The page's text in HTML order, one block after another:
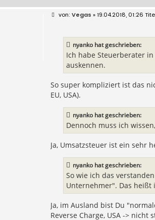
B
Vegas » 19.04.2018, 01:26
nyanko hat geschrieben:
Ich habe Steuerberater
auskennen.
So super kompliziert ist das
EU, USA).
nyanko hat geschrieben:
Dennoch muss ich
Ja, Umsatzsteuer ist ein sehr
nyanko hat geschrieben:
So wie ich das
Unternehmer". Das heißt
Ja, im Ausland bist Du
Reverse Charge, USA ->